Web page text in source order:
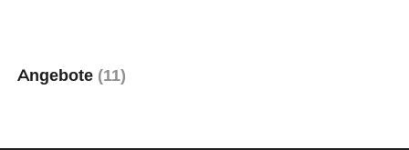
Angebote (11)